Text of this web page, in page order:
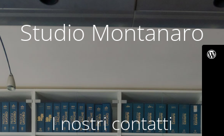
Studio Montanaro
I nostri contatti